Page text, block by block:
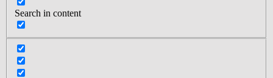
Search in content